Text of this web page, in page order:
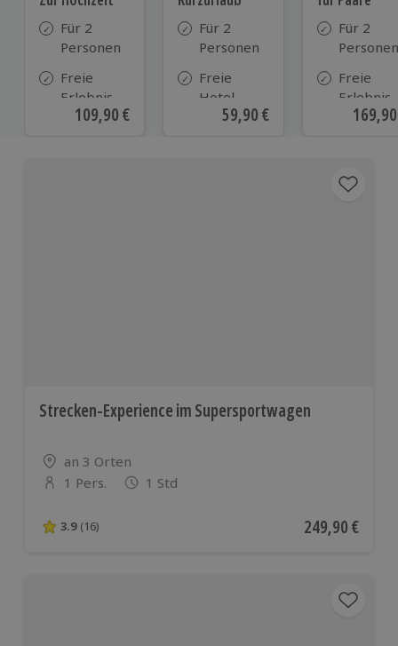
Für 2
Personen
Freie
Erlebnis-
Auswahl
Aktueller Preis
109,90 €
Für 2
Personen
Freie
Hotel-
Auswahl
Aktueller Preis
59,90 €
Für 2
Personen
Freie
Erlebnis-
Auswahl
Strecken-Experience im Supersportwagen
Standort
an 3 Orten
Anzahl der Teilnehmer
1 Pers. 1 Std
3.9 von 5 Sternen basierend auf 16 Bewertungen
3.9 (16) Aktueller Preis
249,90 €